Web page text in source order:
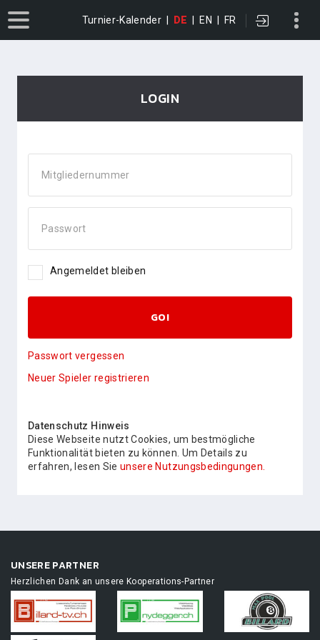
Turnier-Kalender DE EN FR
LOGIN
Mitgliedernummer
Passwort
Angemeldet bleiben
GO!
Passwort vergessen
Neuer Spieler registrieren
Datenschutz Hinweis
Diese Webseite nutzt Cookies, um bestmögliche
Funktionalität bieten zu können. Um Details zu
erfahren, lesen Sie unsere Nutzungsbedingungen.
UNSERE PARTNER
Herzlichen Dank an unsere Kooperations-Partner